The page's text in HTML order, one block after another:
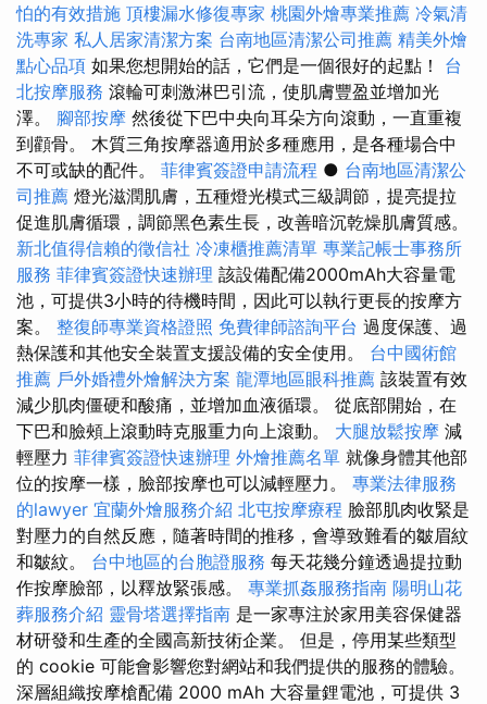
怕的有效措施 頂樓漏水修復專家 桃園外燴專業推薦 冷氣清
洗專家 私人居家清潔方案 台南地區清潔公司推薦 精美外燴
點心品項 如果您想開始的話，它們是一個很好的起點！ 台
北按摩服務 滾輪可刺激淋巴引流，使肌膚豐盈並增加光
澤。 腳部按摩 然後從下巴中央向耳朵方向滾動，一直重複
到顴骨。 木質三角按摩器適用於多種應用，是各種場合中
不可或缺的配件。 菲律賓簽證申請流程 ● 台南地區清潔公
司推薦 燈光滋潤肌膚，五種燈光模式三級調節，提亮提拉
促進肌膚循環，調節黑色素生長，改善暗沉乾燥肌膚質感。
新北值得信賴的徵信社 冷凍櫃推薦清單 專業記帳士事務所
服務 菲律賓簽證快速辦理 該設備配備2000mAh大容量電
池，可提供3小時的待機時間，因此可以執行更長的按摩方
案。 整復師專業資格證照 免費律師諮詢平台 過度保護、過
熱保護和其他安全裝置支援設備的安全使用。 台中國術館
推薦 戶外婚禮外燴解決方案 龍潭地區眼科推薦 該裝置有效
減少肌肉僵硬和酸痛，並增加血液循環。 從底部開始，在
下巴和臉頰上滾動時克服重力向上滾動。 大腿放鬆按摩 減
輕壓力 菲律賓簽證快速辦理 外燴推薦名單 就像身體其他部
位的按摩一樣，臉部按摩也可以減輕壓力。 專業法律服務
的lawyer 宜蘭外燴服務介紹 北屯按摩療程 臉部肌肉收緊是
對壓力的自然反應，隨著時間的推移，會導致難看的皺眉紋
和皺紋。 台中地區的台胞證服務 每天花幾分鐘透過提拉動
作按摩臉部，以釋放緊張感。 專業抓姦服務指南 陽明山花
葬服務介紹 靈骨塔選擇指南 是一家專注於家用美容保健器
材研發和生產的全國高新技術企業。 但是，停用某些類型
的 cookie 可能會影響您對網站和我們提供的服務的體驗。
深層組織按摩槍配備 2000 mAh 大容量鋰電池，可提供 3